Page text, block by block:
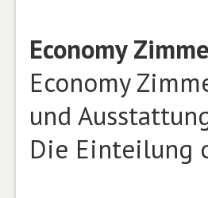
Economy
Economy
und
Die Einteilung